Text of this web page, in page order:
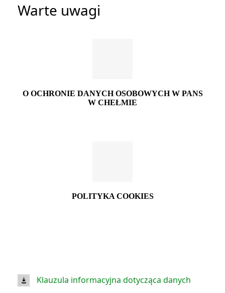
Warte uwagi
O OCHRONIE DANYCH OSOBOWYCH W PANS
W CHEŁMIE
POLITYKA COOKIES
Klauzula informacyjna dotycząca danych